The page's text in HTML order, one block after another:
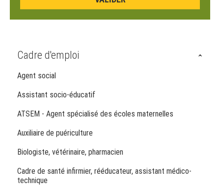
Cadre d'emploi
Agent social
Assistant socio-éducatif
ATSEM - Agent spécialisé des écoles maternelles
Auxiliaire de puériculture
Biologiste, vétérinaire, pharmacien
Cadre de santé infirmier, rééducateur, assistant médico-
technique